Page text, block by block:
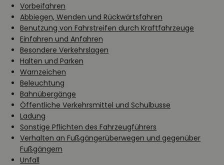
Vorbeifahren
Abbiegen, Wenden und Rückwärtsfahren
Benutzung von Fahrstreifen durch Kraftfahrzeuge
Einfahren und Anfahren
Besondere Verkehrslagen
Halten und Parken
Warnzeichen
Beleuchtung
Bahnübergänge
Öffentliche Verkehrsmittel und Schulbusse
Ladung
Sonstige Pflichten des Fahrzeugführers
Verhalten an Fußgängerüberwegen und gegenüber
Fußgängern
Unfall